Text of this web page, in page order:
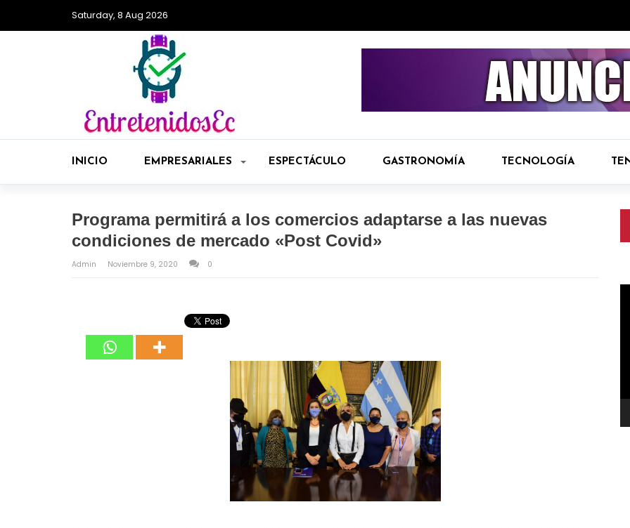
Saturday, 8 Aug 2026
INICIO EMPRESARIALES ESPECTÁCULO GASTRONOMÍA TECNOLOGÍA
Programa permitirá a los comercios adaptarse a las nuevas
condiciones de mercado «Post Covid»
Admin Noviembre 9, 2020 0